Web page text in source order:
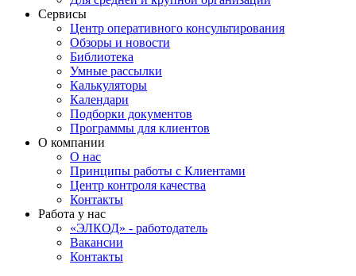
Сервисы
Центр оперативного консультирования
Обзоры и новости
Библиотека
Умные рассылки
Калькуляторы
Календари
Подборки документов
Программы для клиентов
О компании
О нас
Принципы работы с Клиентами
Центр контроля качества
Контакты
Работа у нас
«ЭЛКОД» - работодатель
Вакансии
Контакты